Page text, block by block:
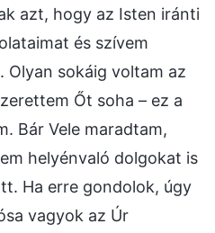
azt, hogy az Isten iránti
és szívem
Olyan sokáig voltam az
Őt soha – ez a
Bár Vele maradtam,
helyénvaló dolgokat is
Ha erre gondolok, úgy
vagyok az Úr